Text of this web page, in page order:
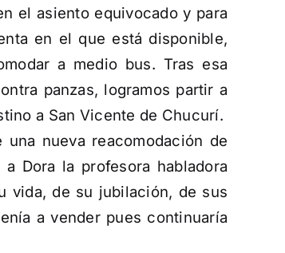
el asiento equivocado y para
en el que está disponible,
a medio bus. Tras esa
panzas, logramos partir a
a San Vicente de Chucurí.
nueva reacomodación de
Dora la profesora habladora
vida, de su jubilación, de sus
a vender pues continuaría